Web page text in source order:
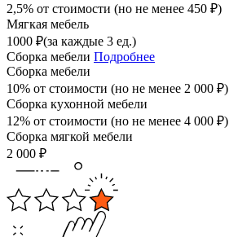
2,5% от стоимости (но не менее 450 ₽)
Мягкая мебель
1000 ₽(за каждые 3 ед.)
Сборка мебели Подробнее
Сборка мебели
10% от стоимости (но не менее 2 000 ₽)
Сборка кухонной мебели
12% от стоимости (но не менее 4 000 ₽)
Сборка мягкой мебели
2 000 ₽